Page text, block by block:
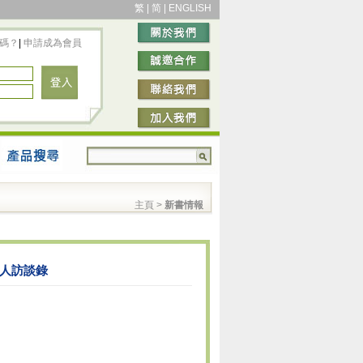
繁 简 ENGLISH
？ 申請成為會員
主頁 > 新書情報
訪談錄